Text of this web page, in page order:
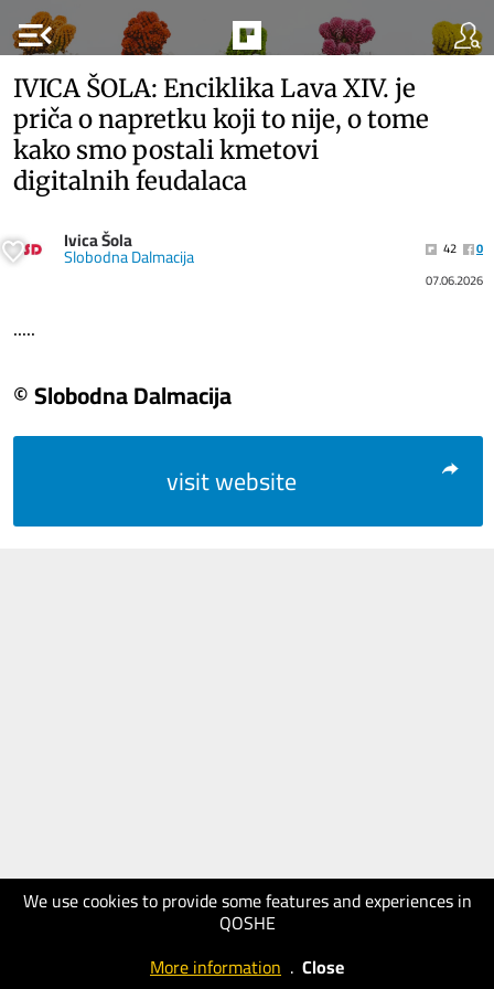
menu_open
We use cookies to provide some features and experiences in
QOSHE
More information . Close
IVICA ŠOLA: Enciklika Lava XIV. je
priča o napretku koji to nije, o tome
kako smo postali kmetovi
digitalnih feudalaca
Ivica Šola
Slobodna Dalmacija 42
0
07.06.2026
.....
© Slobodna Dalmacija
visit website